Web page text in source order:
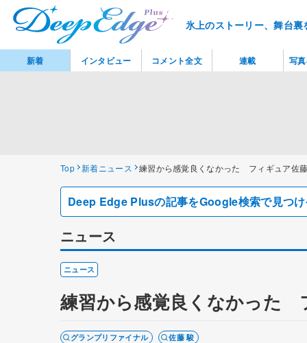
氷上のストーリー、舞台
Top 新着ニュース 練習から感覚良くなかった フィギュア佐
Deep Edge Plusの記事をGoogle検索で見つ
ニュース
ニュース
練習から感覚良くなかった
グランプリファイナル 佐藤 駿
新着 インタビュー コメント全文 連載 写